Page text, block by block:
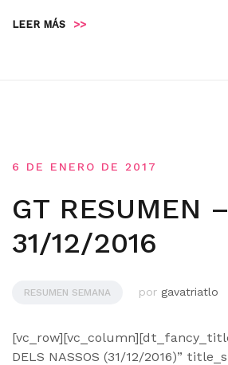
LEER MÁS >>
6 DE ENERO DE 2017
GT RESUMEN –
31/12/2016
RESUMEN SEMANA por gavatriatlo
DELS NASSOS (31/12/2016)”